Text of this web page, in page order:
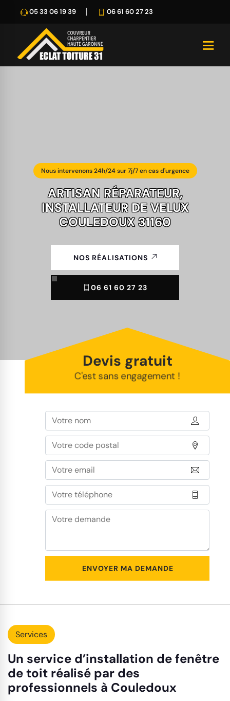
05 33 06 19 39 06 61 60 27 23
Nous intervenons 24h/24 sur 7j/7 en cas d'urgence
ARTISAN RÉPARATEUR,
INSTALLATEUR DE VELUX
COULEDOUX 31160
NOS RÉALISATIONS
06 61 60 27 23
Devis gratuit
C'est sans engagement !
Services
Un service d’installation de fenêtre
de toit réalisé par des
professionnels à Couledoux